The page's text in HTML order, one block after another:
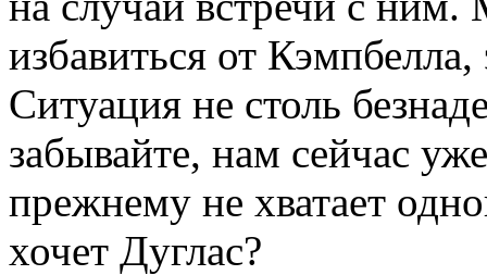
избавиться от
Ситуация не столь
забывайте, нам сейчас
прежнему не хватает
хочет Дуглас?